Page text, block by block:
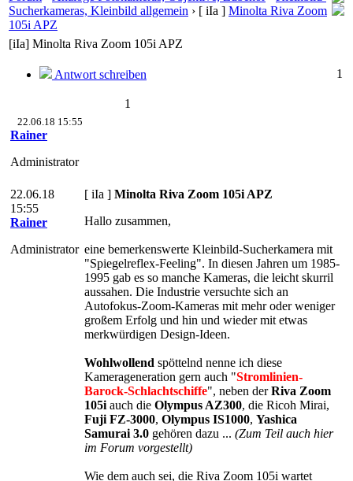
Sucherkameras, Kleinbild allgemein › [ iIa ] Minolta Riva Zoom
105i APZ
[iIa] Minolta Riva Zoom 105i APZ
Antwort schreiben 1
1
22.06.18 15:55
Rainer
Administrator
22.06.18
15:55
Rainer
Administrator
[ iIa ] Minolta Riva Zoom 105i APZ
Hallo zusammen,
eine bemerkenswerte Kleinbild-Sucherkamera mit
"Spiegelreflex-Feeling". In diesen Jahren um 1985-
1995 gab es so manche Kameras, die leicht skurril
aussahen. Die Industrie versuchte sich an
Autofokus-Zoom-Kameras mit mehr oder weniger
großem Erfolg und hin und wieder mit etwas
merkwürdigen Design-Ideen.
Wohlwollend spöttelnd nenne ich diese
Kamerageneration gern auch "Stromlinien-
Barock-Schlachtschiffe", neben derRiva Zoom
105i auch die Olympus AZ300, die Ricoh Mirai,
Fuji FZ-3000, Olympus IS1000, Yashica
Samurai 3.0 gehören dazu ... (Zum Teil auch hier
im Forum vorgestellt)
Wie dem auch sei, die Riva Zoom 105i wartet